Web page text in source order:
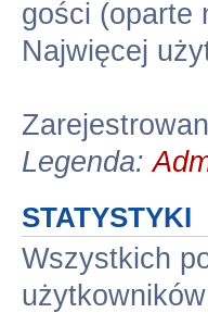
gości (oparte
Najwięcej
Legenda:
STATYSTYKI
Wszystkich